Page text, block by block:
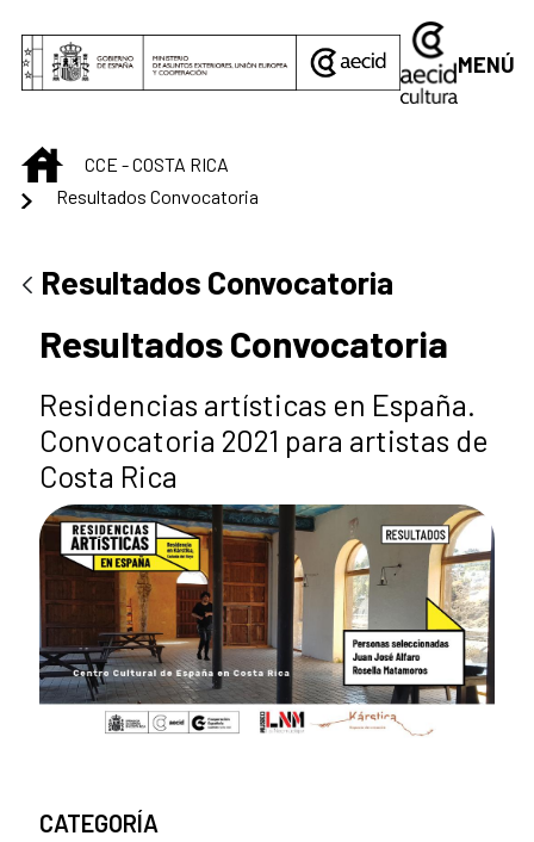
MENÚ
INICIO
CCE - COSTA RICA
Resultados Convocatoria
Resultados Convocatoria
Resultados Convocatoria
Residencias artísticas en España.
Convocatoria 2021 para artistas de
Costa Rica
CATEGORÍA